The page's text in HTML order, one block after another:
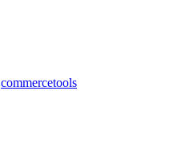
commercetools